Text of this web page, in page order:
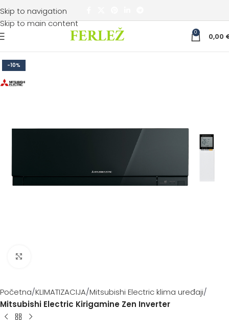
Skip to navigation
Skip to main content
0 0,00
-10%
Početna KLIMATIZACIJA Mitsubishi Electric klima uređaji
Mitsubishi Electric Kirigamine Zen Inverter